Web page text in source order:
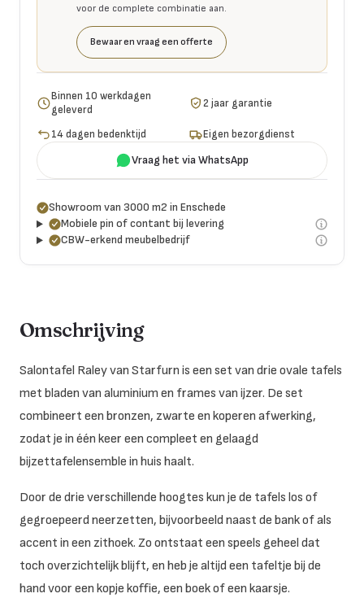
voor de complete combinatie aan.
Bewaar en vraag een offerte
Binnen 10 werkdagen
geleverd
2 jaar garantie
14 dagen bedenktijd Eigen bezorgdienst
Vraag het via WhatsApp
Showroom van 3000 m2 in Enschede
Mobiele pin of contant bij levering
CBW-erkend meubelbedrijf
Omschrijving
Salontafel Raley van Starfurn is een set van drie ovale tafels
met bladen van aluminium en frames van ijzer. De set
combineert een bronzen, zwarte en koperen afwerking,
zodat je in één keer een compleet en gelaagd
bijzettafelensemble in huis haalt.
Door de drie verschillende hoogtes kun je de tafels los of
gegroepeerd neerzetten, bijvoorbeeld naast de bank of als
accent in een zithoek. Zo ontstaat een speels geheel dat
toch overzichtelijk blijft, en heb je altijd een tafeltje bij de
hand voor een kopje koffie, een boek of een kaarsje.